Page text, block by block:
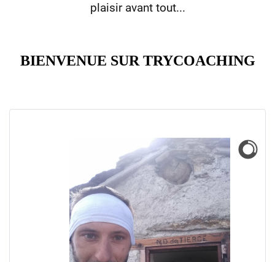
plaisir avant tout...
BIENVENUE SUR TRYCOACHING